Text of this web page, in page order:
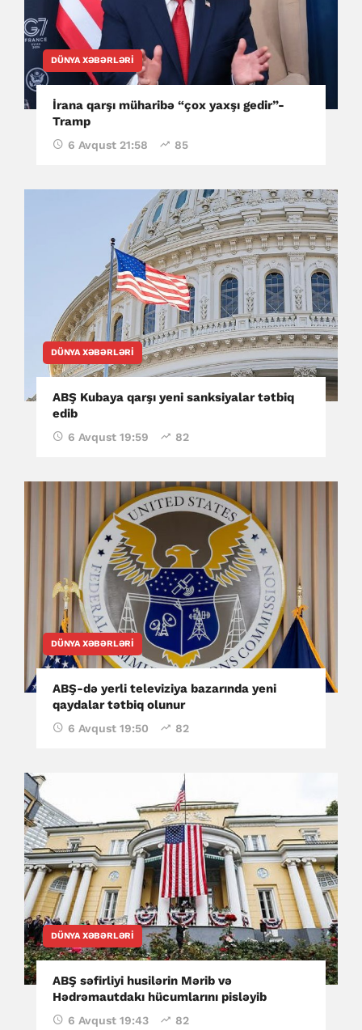
DÜNYA XƏBƏRLƏRI
İrana qarşı müharibə “çox yaxşı gedir”-
Tramp
6 Avqust 21:58 85
DÜNYA XƏBƏRLƏRI
ABŞ Kubaya qarşı yeni sanksiyalar tətbiq
edib
6 Avqust 19:59 82
DÜNYA XƏBƏRLƏRI
ABŞ-də yerli televiziya bazarında yeni
qaydalar tətbiq olunur
6 Avqust 19:50 82
DÜNYA XƏBƏRLƏRI
ABŞ səfirliyi husilərin Mərib və
Hədrəmautdakı hücumlarını pisləyib
6 Avqust 19:43 82